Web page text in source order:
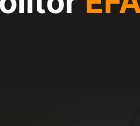
Speichern Nur essenzielle